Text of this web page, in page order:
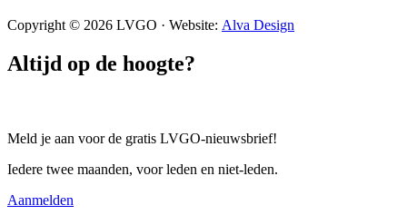
Copyright © 2026 LVGO · Website: Alva Design
Altijd op de hoogte?
Meld je aan voor de gratis LVGO-nieuwsbrief!
Iedere twee maanden, voor leden en niet-leden.
Aanmelden